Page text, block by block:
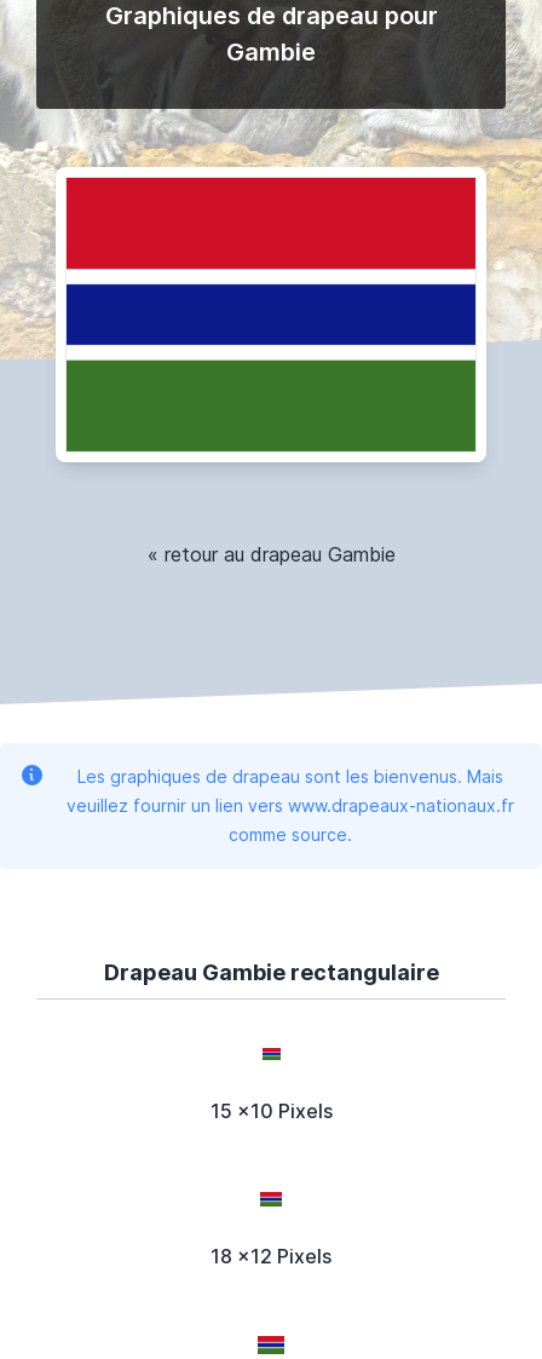
Graphiques de drapeau pour
Gambie
« retour au drapeau Gambie
Les graphiques de drapeau sont les bienvenus. Mais
veuillez fournir un lien vers www.drapeaux-nationaux.fr
comme source.
Drapeau Gambie rectangulaire
15 x10 Pixels
18 x12 Pixels